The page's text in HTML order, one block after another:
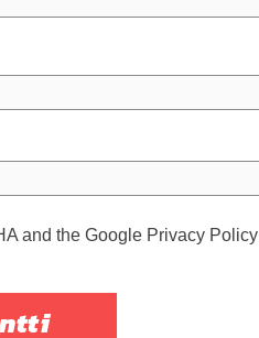
and the Google Privacy Policy